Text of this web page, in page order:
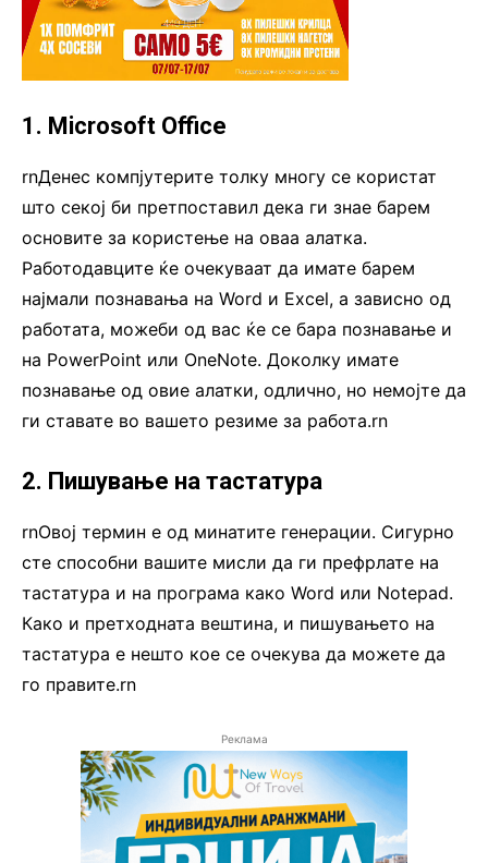
1. Microsoft Office
rnДенес компјутерите толку многу се користат
што секој би претпоставил дека ги знае барем
основите за користење на оваа алатка.
Работодавците ќе очекуваат да имате барем
најмали познавања на Word и Excel, а зависно од
работата, можеби од вас ќе се бара познавање и
на PowerPoint или OneNote. Доколку имате
познавање од овие алатки, одлично, но немојте да
ги ставате во вашето резиме за работа.rn
2. Пишување на тастатура
rnОвој термин е од минатите генерации. Сигурно
сте способни вашите мисли да ги префрлате на
тастатура и на програма како Word или Notepad.
Како и претходната вештина, и пишувањето на
тастатура е нешто кое се очекува да можете да
го правите.rn
Реклама